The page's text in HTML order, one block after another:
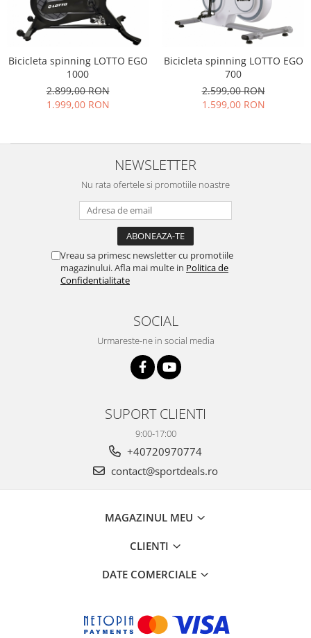
Bicicleta spinning LOTTO EGO
1000
2.899,00 RON
1.999,00 RON
Bicicleta spinning LOTTO EGO
700
2.599,00 RON
1.599,00 RON
NEWSLETTER
Nu rata ofertele si promotiile noastre
Vreau sa primesc newsletter cu promotiile
magazinului. Afla mai multe in Politica de
Confidentialitate
SOCIAL
Urmareste-ne in social media
SUPORT CLIENTI
9:00-17:00
+40720970774
contact@sportdeals.ro
MAGAZINUL MEU
CLIENTI
DATE COMERCIALE